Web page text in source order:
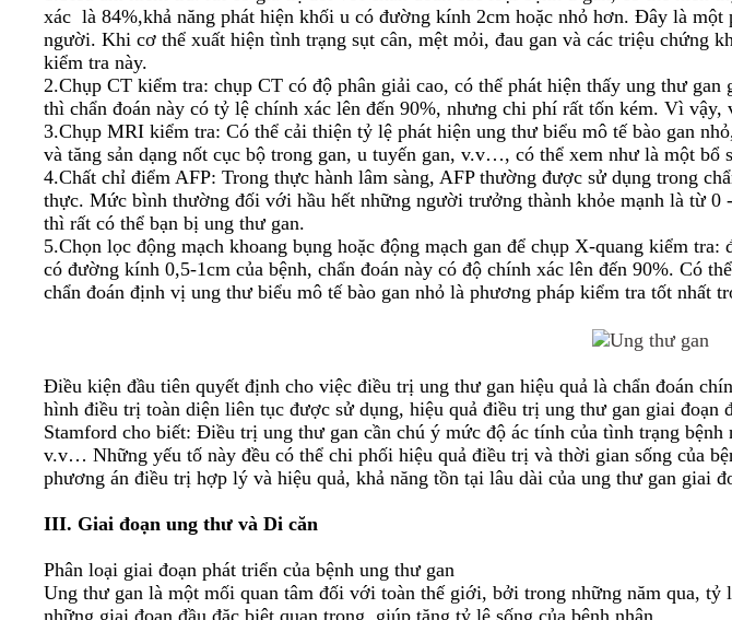
xác là 84%,khả năng phát hiện khối u có đường kính 2cm hoặc nhỏ hơn. Đây là
người. Khi cơ thể xuất hiện tình trạng sụt cân, mệt mỏi, đau gan và các triệu chứng
kiểm tra này.
2.Chụp CT kiểm tra: chụp CT có độ phân giải cao, có thể phát hiện thấy ung thư
thì chẩn đoán này có tỷ lệ chính xác lên đến 90%, nhưng chi phí rất tốn kém. Vì vậy,
3.Chụp MRI kiểm tra: Có thể cải thiện tỷ lệ phát hiện ung thư biểu mô tế bào gan
và tăng sản dạng nốt cục bộ trong gan, u tuyến gan, v.v…, có thể xem như là một bổ
4.Chất chỉ điểm AFP: Trong thực hành lâm sàng, AFP thường được sử dụng trong
thực. Mức bình thường đối với hầu hết những người trưởng thành khỏe mạnh là từ 0
thì rất có thể bạn bị ung thư gan.
5.Chọn lọc động mạch khoang bụng hoặc động mạch gan để chụp X-quang kiểm
có đường kính 0,5-1cm của bệnh, chẩn đoán này có độ chính xác lên đến 90%. Có
chẩn đoán định vị ung thư biểu mô tế bào gan nhỏ là phương pháp kiểm tra tốt nhất
Điều kiện đầu tiên quyết định cho việc điều trị ung thư gan hiệu quả là chẩn đoán
hình điều trị toàn diện liên tục được sử dụng, hiệu quả điều trị ung thư gan giai đoạn
Stamford cho biết: Điều trị ung thư gan cần chú ý mức độ ác tính của tình trạng
v.v… Những yếu tố này đều có thể chi phối hiệu quả điều trị và thời gian sống của
phương án điều trị hợp lý và hiệu quả, khả năng tồn tại lâu dài của ung thư gan giai
III. Giai đoạn ung thư và Di căn
Phân loại giai đoạn phát triển của bệnh ung thư gan
Ung thư gan là một mối quan tâm đối với toàn thế giới, bởi trong những năm qua, tỷ
những giai đoạn đầu đặc biệt quan trọng, giúp tăng tỷ lệ sống của bệnh nhân.